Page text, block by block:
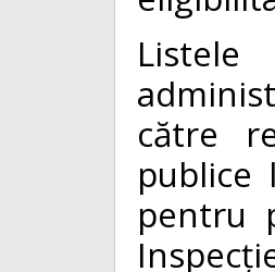
către
publice
pentru